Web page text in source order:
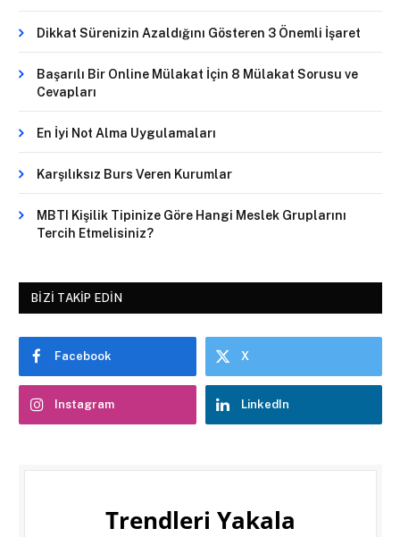
Dikkat Sürenizin Azaldığını Gösteren 3 Önemli İşaret
Başarılı Bir Online Mülakat İçin 8 Mülakat Sorusu ve
Cevapları
En İyi Not Alma Uygulamaları
Karşılıksız Burs Veren Kurumlar
MBTI Kişilik Tipinize Göre Hangi Meslek Gruplarını
Tercih Etmelisiniz?
BIZI TAKIP EDIN
Facebook X
Instagram LinkedIn
Trendleri Yakala